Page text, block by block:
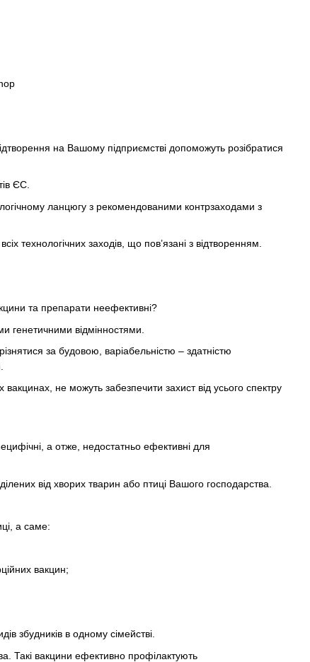
на Вашому підприємстві допоможуть розібратися
ЄС.
ланцюгу з рекомендованими контрзаходами з
технологічних заходів, що пов’язані з відтворенням.
та препарати неефективні?
генетичними відмінностями.
за будовою, варіабельністю – здатністю
не можуть забезпечити захист від усього спектру
а отже, недостатньо ефективні для
від хворих тварин або птиці Вашого господарства.
а саме:
вакцин;
збудників в одному сімействі.
Такі вакцини ефективно профілактують